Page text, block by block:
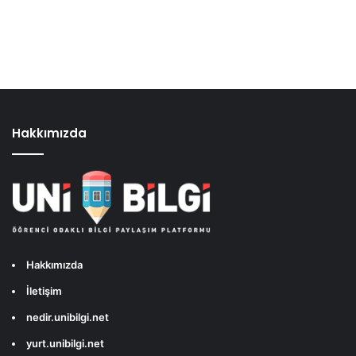
Hakkımızda
Hakkımızda
İletişim
nedir.unibilgi.net
yurt.unibilgi.net